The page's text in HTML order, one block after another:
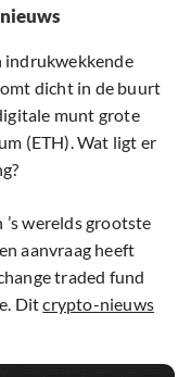
indrukwekkende
dicht in de buurt
munt grote
(ETH). Wat ligt er
’s werelds grootste
aanvraag heeft
traded fund
Ditcrypto-nieuws